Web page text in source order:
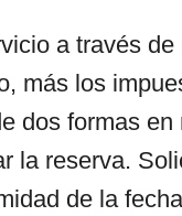
a través
más los
dos formas
la reserva.
de la